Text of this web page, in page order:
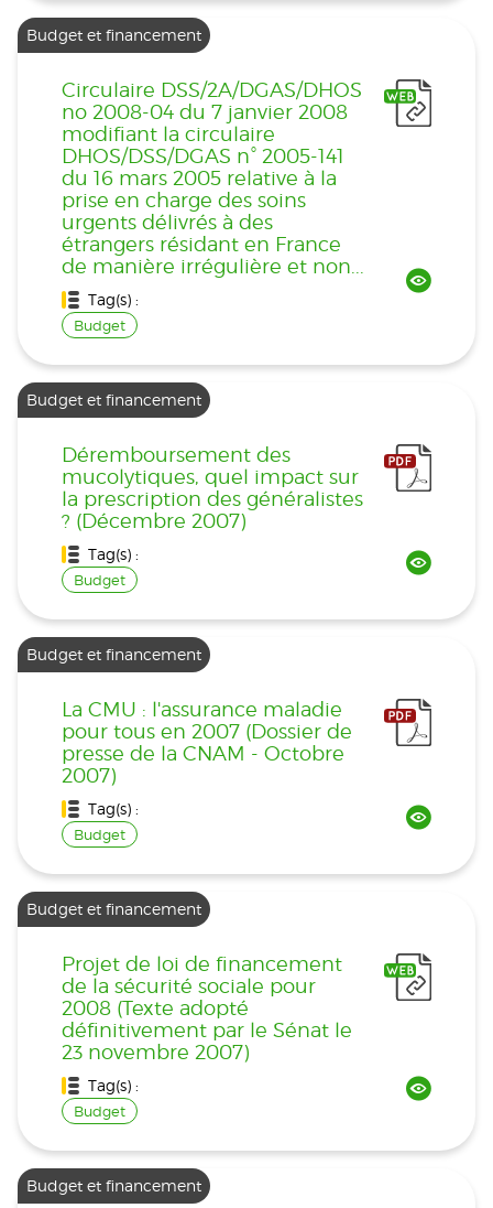
Budget et financement
Circulaire DSS/2A/DGAS/DHOS
no 2008-04 du 7 janvier 2008
modifiant la circulaire
DHOS/DSS/DGAS n° 2005-141
du 16 mars 2005 relative à la
prise en charge des soins
urgents délivrés à des
étrangers résidant en France
de manière irrégulière et non...
Tag(s) :
Budget
Budget et financement
Déremboursement des
mucolytiques, quel impact sur
la prescription des généralistes
? (Décembre 2007)
Tag(s) :
Budget
Budget et financement
La CMU : l'assurance maladie
pour tous en 2007 (Dossier de
presse de la CNAM - Octobre
2007)
Tag(s) :
Budget
Budget et financement
Projet de loi de financement
de la sécurité sociale pour
2008 (Texte adopté
définitivement par le Sénat le
23 novembre 2007)
Tag(s) :
Budget
Budget et financement